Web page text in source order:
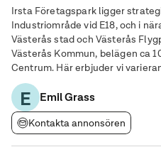
Irsta Företagspark ligger
Industriområde vid E18, och i
Västerås stad och Västerås
Västerås Kommun, belägen ca
Centrum. Här erbjuder vi
lättare industri, lager och kontor. Området omfattar ca 36 000
m2 mark och ca 12 000 m2
E Emil Grass
Kontakta annonsören